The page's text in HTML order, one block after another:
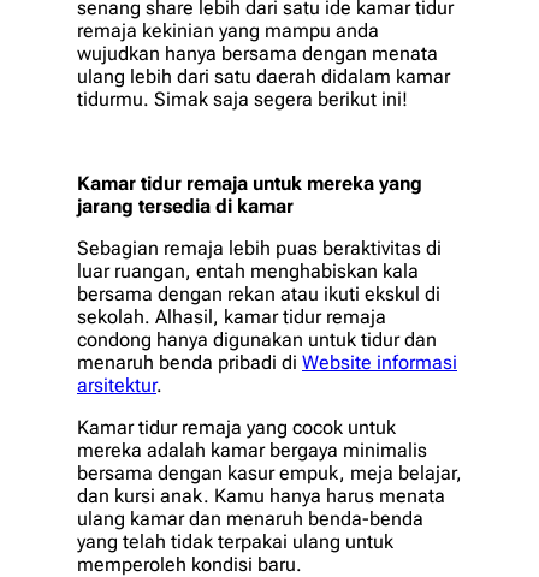
senang share lebih dari satu ide kamar tidur
remaja kekinian yang mampu anda
wujudkan hanya bersama dengan menata
ulang lebih dari satu daerah didalam kamar
tidurmu. Simak saja segera berikut ini!
Kamar tidur remaja untuk mereka yang
jarang tersedia di kamar
Sebagian remaja lebih puas beraktivitas di
luar ruangan, entah menghabiskan kala
bersama dengan rekan atau ikuti ekskul di
sekolah. Alhasil, kamar tidur remaja
condong hanya digunakan untuk tidur dan
menaruh benda pribadi di Website informasi
arsitektur.
Kamar tidur remaja yang cocok untuk
mereka adalah kamar bergaya minimalis
bersama dengan kasur empuk, meja belajar,
dan kursi anak. Kamu hanya harus menata
ulang kamar dan menaruh benda-benda
yang telah tidak terpakai ulang untuk
memperoleh kondisi baru.